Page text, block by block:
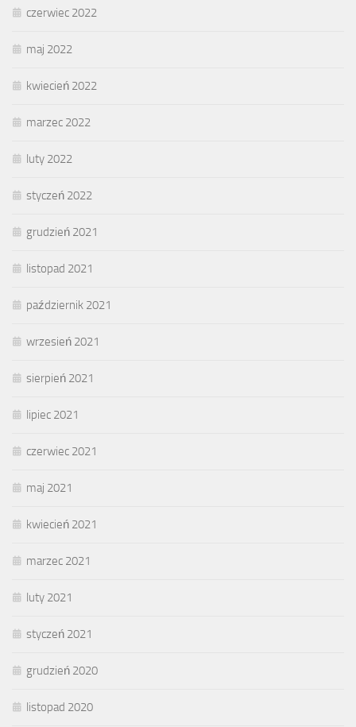
czerwiec 2022
maj 2022
kwiecień 2022
marzec 2022
luty 2022
styczeń 2022
grudzień 2021
listopad 2021
październik 2021
wrzesień 2021
sierpień 2021
lipiec 2021
czerwiec 2021
maj 2021
kwiecień 2021
marzec 2021
luty 2021
styczeń 2021
grudzień 2020
listopad 2020